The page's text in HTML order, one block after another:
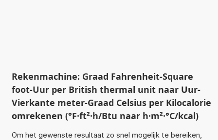
Rekenmachine: Graad Fahrenheit-Square
foot-Uur per British thermal unit naar Uur-
Vierkante meter-Graad Celsius per Kilocalorie
omrekenen (°F·ft²·h/Btu naar h·m²·°C/kcal)
Om het gewenste resultaat zo snel mogelijk te bereiken,